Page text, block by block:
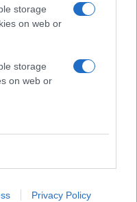
storage
on web or
storage
on web or
Privacy Policy
οπουδήποτε είναι
πάντως με την
προστεθεί μελλοντικά.
ενημερωτικά
της αρεσκείας
στο Google